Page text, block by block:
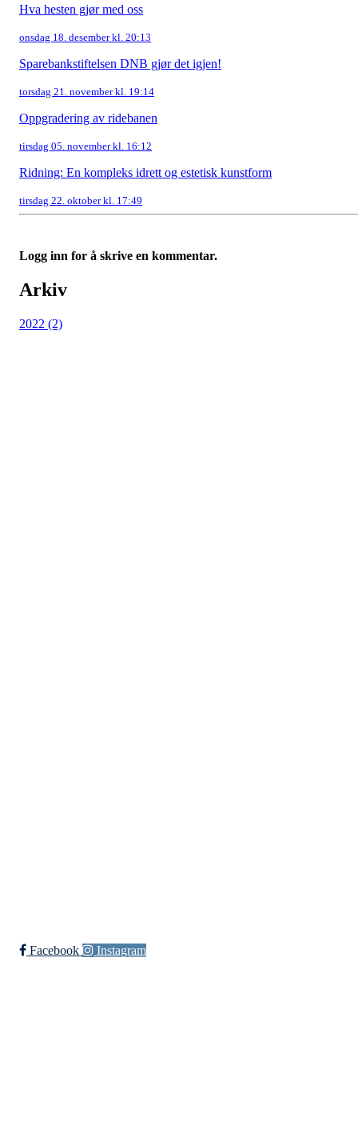
Hva hesten gjør med oss
onsdag 18. desember kl. 20:13
Sparebankstiftelsen DNB gjør det igjen!
torsdag 21. november kl. 19:14
Oppgradering av ridebanen
tirsdag 05. november kl. 16:12
Ridning: En kompleks idrett og estetisk kunstform
tirsdag 22. oktober kl. 17:49
Logg inn for å skrive en kommentar.
Arkiv
2022 (2)
Facebook Instagram